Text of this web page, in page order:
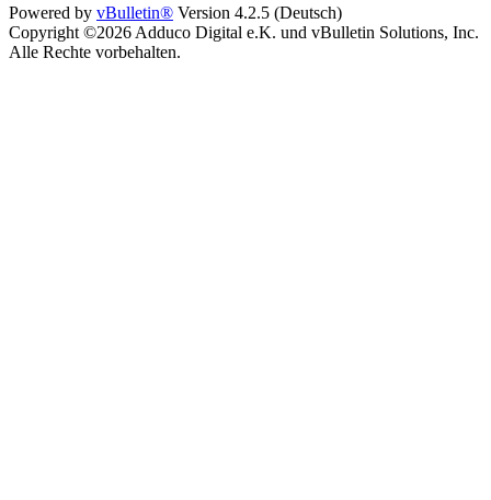
Powered by vBulletin® Version 4.2.5 (Deutsch)
Copyright ©2026 Adduco Digital e.K. und vBulletin Solutions, Inc.
Alle Rechte vorbehalten.